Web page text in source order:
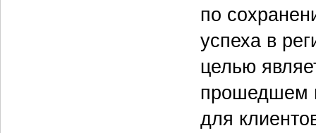
по
успеха в
целью
прошедшем
для